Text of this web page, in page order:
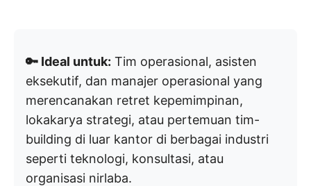
🔑 Ideal untuk: Tim operasional, asisten
eksekutif, dan manajer operasional yang
merencanakan retret kepemimpinan,
lokakarya strategi, atau pertemuan tim-
building di luar kantor di berbagai industri
seperti teknologi, konsultasi, atau
organisasi nirlaba.